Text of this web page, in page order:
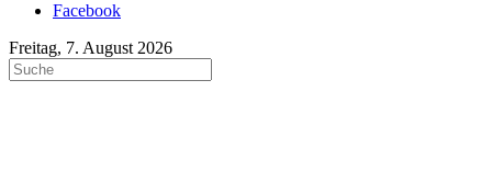
Facebook
Freitag, 7. August 2026